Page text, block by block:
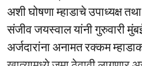
अशी घोषणा म्हाडाचे उपाध्यक्ष
संजीव जयस्वाल यांनी गुरुवारी
अर्जदारांना अनामत रक्कम